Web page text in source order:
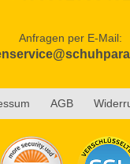
Anfragen per E-Mail:
AGB